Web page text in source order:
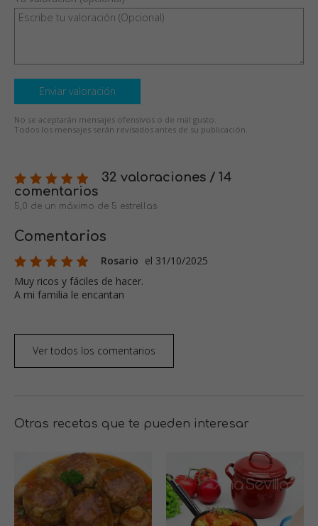
Enviar valoración
No se aceptarán mensajes ofensivos o de mal gusto.
Todos los mensajes serán revisados antes de su publicación.
32 valoraciones / 14
comentarios
5,0 de un máximo de 5 estrellas
Comentarios
Rosario el 31/10/2025
Muy ricos y fáciles de hacer.
A mi familia le encantan
Ver todos los comentarios
Otras recetas que te pueden interesar